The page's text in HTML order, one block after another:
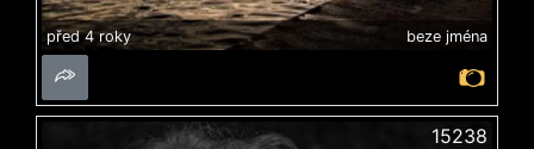
před 4 roky beze jména
15238